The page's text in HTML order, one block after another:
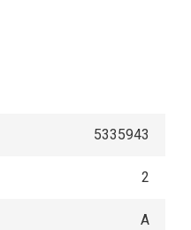
5335943
2
A